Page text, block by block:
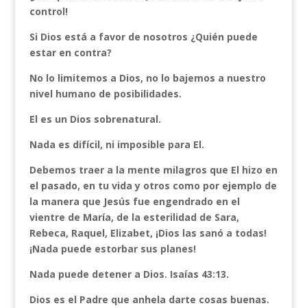
control!
Si Dios está a favor de nosotros ¿Quién puede
estar en contra?
No lo limitemos a Dios, no lo bajemos a nuestro
nivel humano de posibilidades.
El es un Dios sobrenatural.
Nada es difícil, ni imposible para El.
Debemos traer a la mente milagros que El hizo en
el pasado, en tu vida y otros como por ejemplo de
la manera que Jesús fue engendrado en el
vientre de María, de la esterilidad de Sara,
Rebeca, Raquel, Elizabet, ¡Dios las sanó a todas!
¡Nada puede estorbar sus planes!
Nada puede detener a Dios. Isaías 43:13.
Dios es el Padre que anhela darte cosas buenas.